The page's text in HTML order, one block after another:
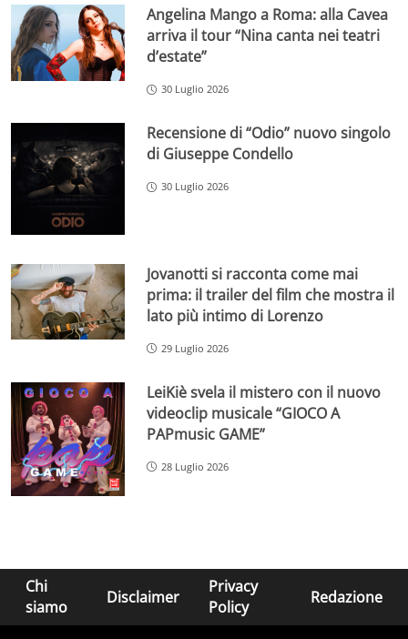
Angelina Mango a Roma: alla Cavea
arriva il tour “Nina canta nei teatri
d’estate”
30 Luglio 2026
Recensione di “Odio” nuovo singolo
di Giuseppe Condello
30 Luglio 2026
Jovanotti si racconta come mai
prima: il trailer del film che mostra il
lato più intimo di Lorenzo
29 Luglio 2026
LeiKiè svela il mistero con il nuovo
videoclip musicale “GIOCO A
PAPmusic GAME”
28 Luglio 2026
Chi
siamo
Disclaimer
Privacy
Policy
Redazione